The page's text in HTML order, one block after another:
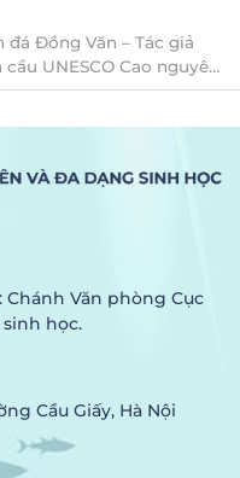
Đồng Văn – Tác giả
UNESCO Cao nguyên
năm 2010) CVĐC toàn
Văn phòng Cục
học.
Cầu Giấy, Hà Nội